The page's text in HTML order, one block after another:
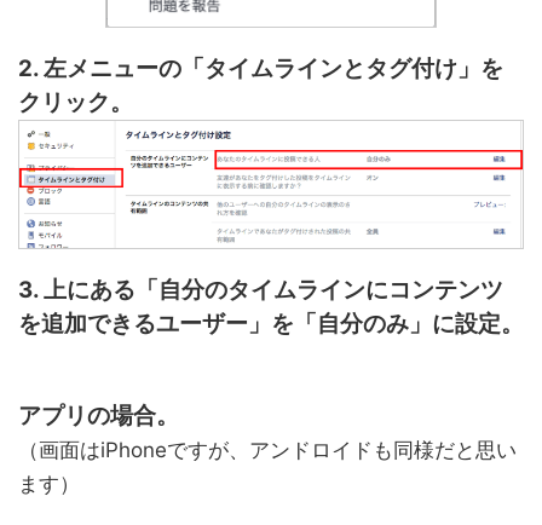
2. 左メニューの「タイムラインとタグ付け」を
クリック。
3. 上にある「自分のタイムラインにコンテンツ
を追加できるユーザー」を「自分のみ」に設定。
アプリの場合。
（画面はiPhoneですが、アンドロイドも同様だと思い
ます）